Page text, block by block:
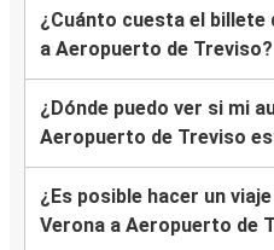
¿Cuánto cuesta el billete
a Aeropuerto de Treviso?
¿Dónde puedo ver si mi
Aeropuerto de Treviso
¿Es posible hacer un
Verona a Aeropuerto de